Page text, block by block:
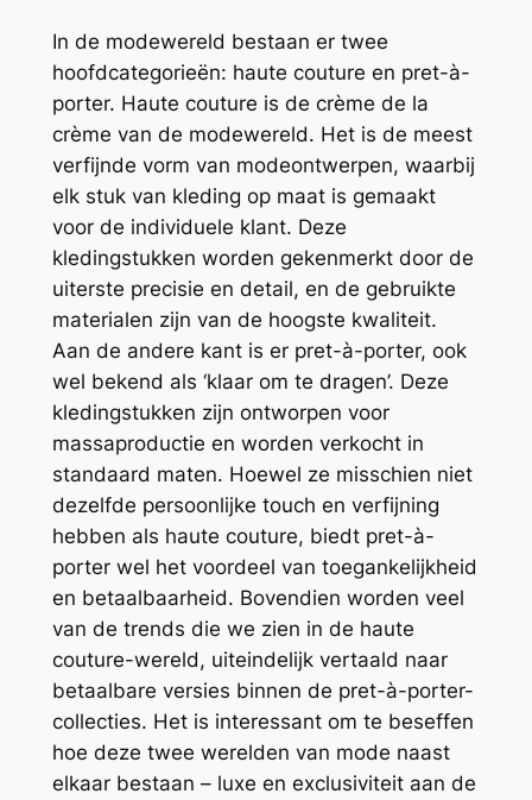
In de modewereld bestaan er twee
hoofdcategorieën: haute couture en pret-à-
porter. Haute couture is de crème de la
crème van de modewereld. Het is de meest
verfijnde vorm van modeontwerpen, waarbij
elk stuk van kleding op maat is gemaakt
voor de individuele klant. Deze
kledingstukken worden gekenmerkt door de
uiterste precisie en detail, en de gebruikte
materialen zijn van de hoogste kwaliteit.
Aan de andere kant is er pret-à-porter, ook
wel bekend als ‘klaar om te dragen’. Deze
kledingstukken zijn ontworpen voor
massaproductie en worden verkocht in
standaard maten. Hoewel ze misschien niet
dezelfde persoonlijke touch en verfijning
hebben als haute couture, biedt pret-à-
porter wel het voordeel van toegankelijkheid
en betaalbaarheid. Bovendien worden veel
van de trends die we zien in de haute
couture-wereld, uiteindelijk vertaald naar
betaalbare versies binnen de pret-à-porter-
collecties. Het is interessant om te beseffen
hoe deze twee werelden van mode naast
elkaar bestaan – luxe en exclusiviteit aan de